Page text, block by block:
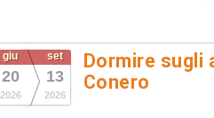
giu
20
2026
set
13
2026
Dormire sugli
Conero